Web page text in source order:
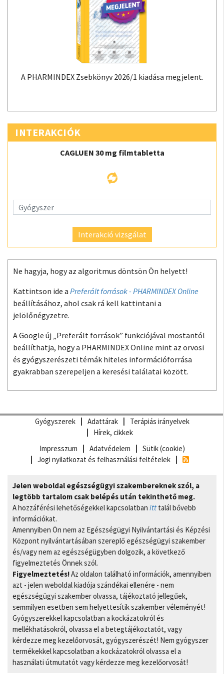
A PHARMINDEX Zsebkönyv 2026/1 kiadása megjelent.
INTERAKCIÓK
CAGLUEN 30 mg filmtabletta
Interakció vizsgálat
Ne hagyja, hogy az algoritmus döntsön Ön helyett!
Kattintson ide a Preferált források - PHARMINDEX Online
beállításához, ahol csak rá kell kattintani a
jelölőnégyzetre.
A Google új „Preferált források” funkciójával mostantól
beállíthatja, hogy a PHARMINDEX Online mint az orvosi
és gyógyszerészeti témák hiteles információforrása
gyakrabban szerepeljen a keresési találatai között.
Gyógyszerek Adattárak
Terápiás irányelvek
Hírek, cikkek
Impresszum
Adatvédelem
Sütik (cookie)
Jogi nyilatkozat és felhasználási feltételek
Jelen weboldal egészségügyi szakembereknek szól, a
legtöbb tartalom csak belépés után tekinthető meg.
A hozzáférési lehetőségekkel kapcsolatban itt talál bővebb
információkat.
Amennyiben Ön nem az Egészségügyi Nyilvántartási és Képzési
Központ nyilvántartásában szereplő egészségügyi szakember
és/vagy nem az egészségügyben dolgozik, a következő
figyelmeztetés Önnek szól.
Figyelmeztetés!Az oldalon található információk, amennyiben
azt - jelen weboldal kiadója szándékai ellenére - nem
egészségügyi szakember olvassa, tájékoztató jellegűek,
semmilyen esetben sem helyettesítik szakember véleményét!
Gyógyszerekkel kapcsolatban a kockázatokról és
mellékhatásokról, olvassa el a betegtájékoztatót, vagy
kérdezze meg kezelőorvosát, gyógyszerészét! Nem gyógyszer
termékekkel kapcsolatban a kockázatokról olvassa el a
használati útmutatót vagy kérdezze meg kezelőorvosát!